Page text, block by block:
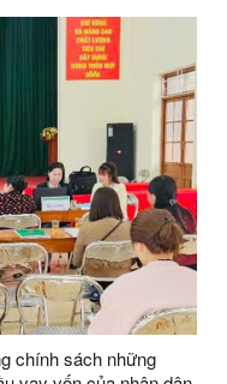
chính sách những